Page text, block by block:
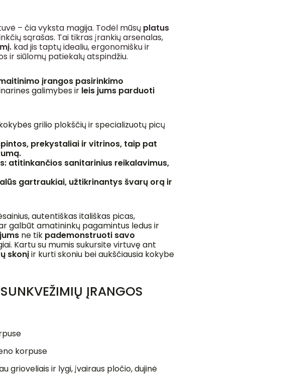
– čia vyksta magija. Todėl mūsų platus
sąrašas. Tai tikras įrankių arsenalas,
kad jis taptų idealiu, ergonomišku ir
ir siūlomų patiekalų atspindžiu.
įrangos pasirinkimo
galimybes ir leis jums parduoti
grilio plokščių ir specializuotų picų
prekystaliai ir vitrinos, taip pat
atitinkančios sanitarinius reikalavimus,
gartraukiai, užtikrinantys švarų orą ir
autentiškas itališkas picas,
galbūt amatininkų pagamintus ledus ir
ne tik pademonstruoti savo
Kartu su mumis sukursite virtuvę ant
skonįir kurti skoniu bei aukščiausia kokybe
ĮRANGOS
korpuse
grioveliais ir lygi, įvairaus pločio, dujinė